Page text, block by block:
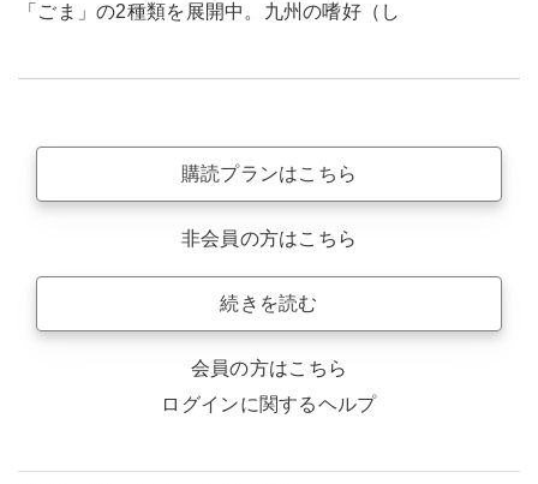
「ごま」の2種類を展開中。九州の嗜好（し
購読プランはこちら
非会員の方はこちら
続きを読む
会員の方はこちら
ログインに関するヘルプ